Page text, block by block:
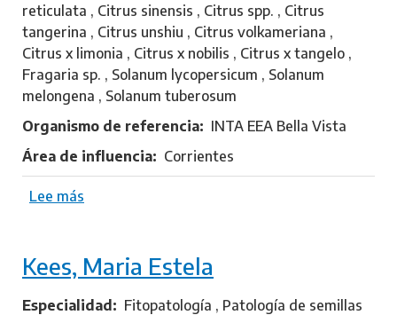
a
F
e
r
n
d
a
reticulata , Citrus sinensis , Citrus spp. , Citrus
tangerina , Citrus unshiu , Citrus volkameriana ,
Citrus x limonia , Citrus x nobilis , Citrus x tangelo ,
Fragaria sp. , Solanum lycopersicum , Solanum
melongena , Solanum tuberosum
Organismo de referencia
INTA EEA Bella Vista
Área de influencia
Corrientes
Lee más
r
e
G
Kees, Maria Estela
Especialidad
Fitopatología , Patología de semillas